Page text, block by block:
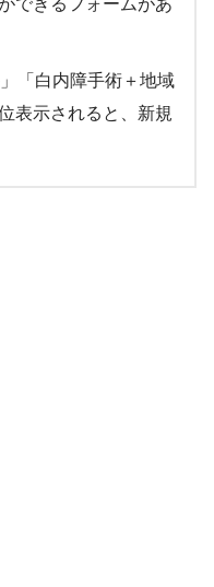
できるフォームがあ
「白内障手術＋地域
表示されると、新規